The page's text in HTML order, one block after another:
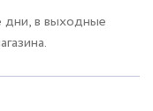
дни, в выходные